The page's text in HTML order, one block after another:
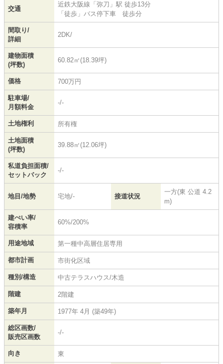
交通
近鉄大阪線 「 弥刀 」駅 徒歩13分
「徒歩」バス停下車 徒歩分
間取り/
詳細
2DK/
建物面積
(坪数)
60.82㎡(18.39坪)
価格 700万円
駐車場/
月額料金
-/-
土地権利 所有権
土地面積
(坪数)
39.88㎡(12.06坪)
私道負担面積/
セットバック
-/-
地目/地勢 宅地/- 接道状況
一方(東 公道 4.2
m)
建ぺい率/
容積率
60%/200%
用途地域 第一種中高層住居専用
都市計画 市街化区域
種別/構造 中古テラスハウス/木造
階建 2階建
築年月 1977年 4月 (築49年)
総区画数/
販売区画数
-/-
向き 東